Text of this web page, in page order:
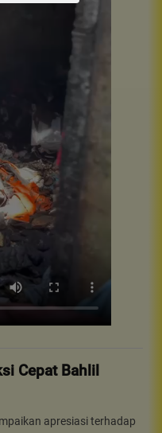
Cepat Bahlil
apresiasi terhadap